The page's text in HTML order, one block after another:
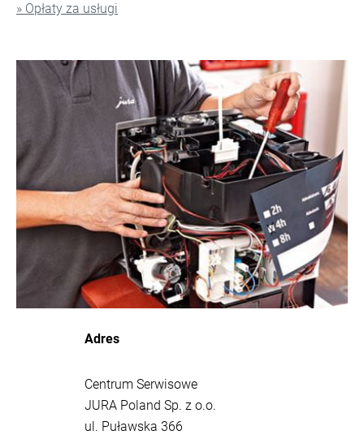
» Opłaty za usługi
Adres
Centrum Serwisowe
JURA Poland Sp. z o.o.
ul. Puławska 366